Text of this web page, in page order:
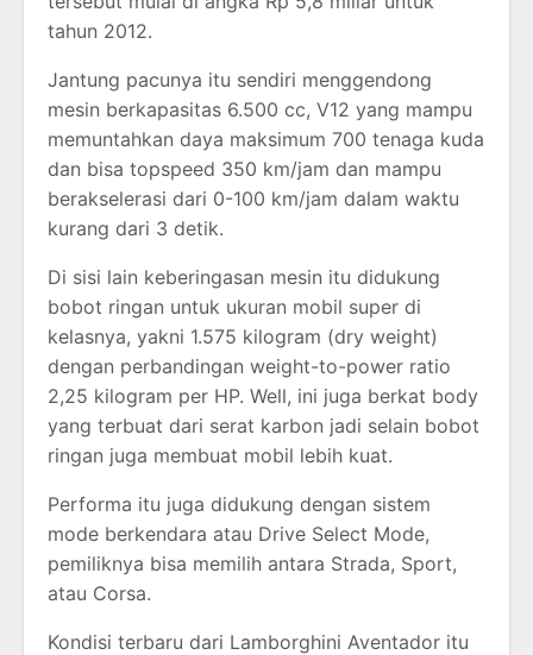
tahun 2012.
Jantung pacunya itu sendiri menggendong
mesin berkapasitas 6.500 cc, V12 yang mampu
memuntahkan daya maksimum 700 tenaga kuda
dan bisa topspeed 350 km/jam dan mampu
berakselerasi dari 0-100 km/jam dalam waktu
kurang dari 3 detik.
Di sisi lain keberingasan mesin itu didukung
bobot ringan untuk ukuran mobil super di
kelasnya, yakni 1.575 kilogram (dry weight)
dengan perbandingan weight-to-power ratio
2,25 kilogram per HP. Well, ini juga berkat body
yang terbuat dari serat karbon jadi selain bobot
ringan juga membuat mobil lebih kuat.
Performa itu juga didukung dengan sistem
mode berkendara atau Drive Select Mode,
pemiliknya bisa memilih antara Strada, Sport,
atau Corsa.
Kondisi terbaru dari Lamborghini Aventador itu